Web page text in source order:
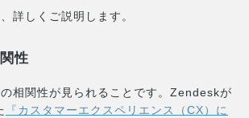
詳しくご説明します。
性
相関性が見られることです。Zendeskが
『カスタマーエクスペリエンス（CX）に